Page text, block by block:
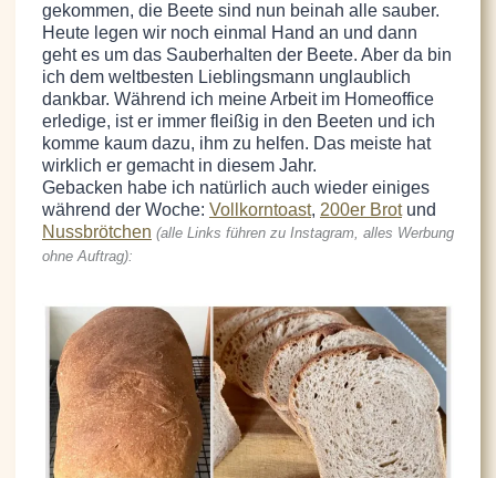
gekommen, die Beete sind nun beinah alle sauber.
Heute legen wir noch einmal Hand an und dann
geht es um das Sauberhalten der Beete. Aber da bin
ich dem weltbesten Lieblingsmann unglaublich
dankbar. Während ich meine Arbeit im Homeoffice
erledige, ist er immer fleißig in den Beeten und ich
komme kaum dazu, ihm zu helfen. Das meiste hat
wirklich er gemacht in diesem Jahr.
Gebacken habe ich natürlich auch wieder einiges
während der Woche: Vollkorntoast, 200er Brotund
Nussbrötchen (alle Links führen zu Instagram, alles Werbung
ohne Auftrag):